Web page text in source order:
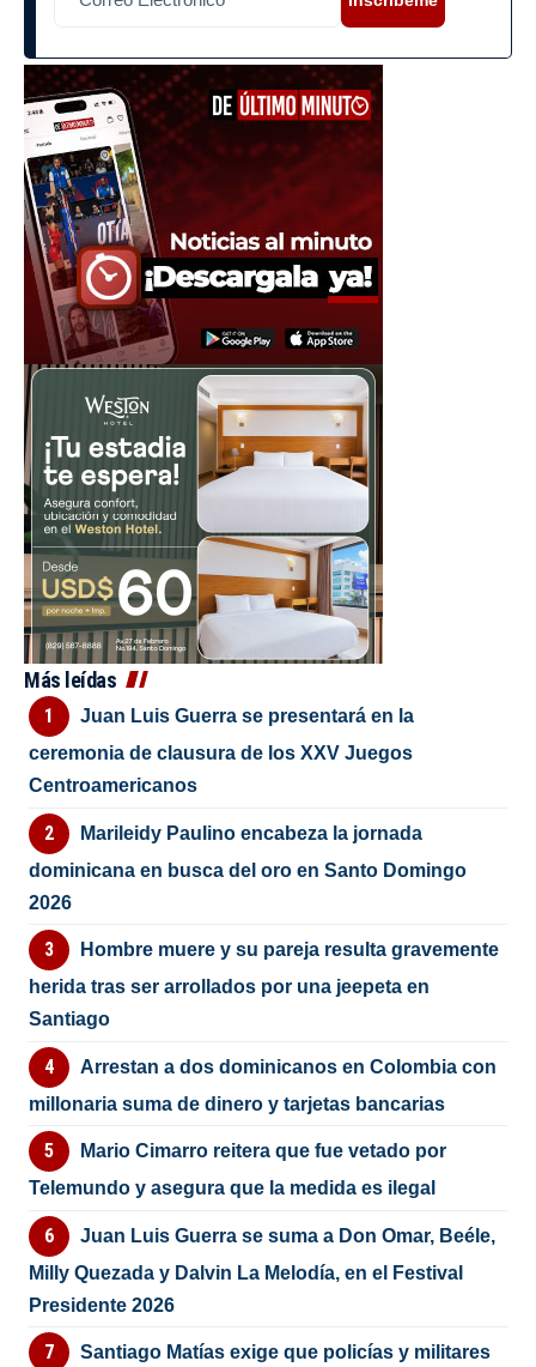
Más leídas
Juan Luis Guerra se presentará en la
ceremonia de clausura de los XXV Juegos
Centroamericanos
Marileidy Paulino encabeza la jornada
dominicana en busca del oro en Santo Domingo
2026
Hombre muere y su pareja resulta gravemente
herida tras ser arrollados por una jeepeta en
Santiago
Arrestan a dos dominicanos en Colombia con
millonaria suma de dinero y tarjetas bancarias
Mario Cimarro reitera que fue vetado por
Telemundo y asegura que la medida es ilegal
Juan Luis Guerra se suma a Don Omar, Beéle,
Milly Quezada y Dalvin La Melodía, en el Festival
Presidente 2026
Santiago Matías exige que policías y militares